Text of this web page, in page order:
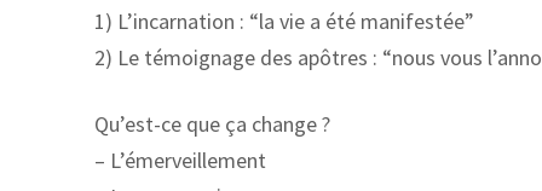
1) L’incarnation : “la vie a été manifestée”
2) Le témoignage des apôtres : “nous vous
Qu’est-ce que ça change ?
– L’émerveillement